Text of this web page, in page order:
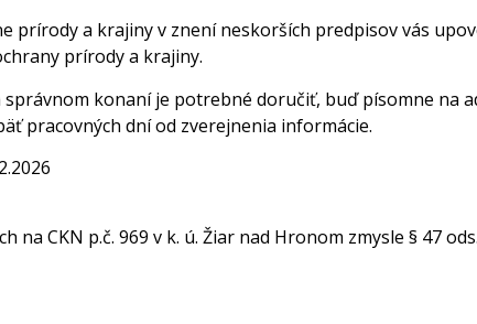
prírody a krajiny v znení neskorších predpisov vás
prírody a krajiny.
konaní je potrebné doručiť, buď písomne na
pracovných dní od zverejnenia informácie.
CKN p.č. 969 v k. ú. Žiar nad Hronom zmysle § 47